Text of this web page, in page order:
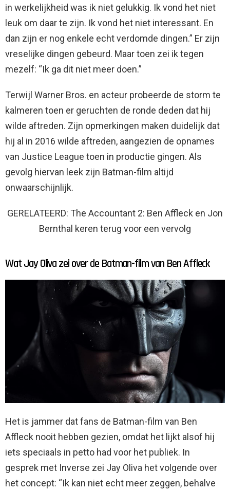
in werkelijkheid was ik niet gelukkig. Ik vond het niet
leuk om daar te zijn. Ik vond het niet interessant. En
dan zijn er nog enkele echt verdomde dingen.” Er zijn
vreselijke dingen gebeurd. Maar toen zei ik tegen
mezelf: “Ik ga dit niet meer doen.”
Terwijl Warner Bros. en acteur probeerde de storm te
kalmeren toen er geruchten de ronde deden dat hij
wilde aftreden. Zijn opmerkingen maken duidelijk dat
hij al in 2016 wilde aftreden, aangezien de opnames
van Justice League toen in productie gingen. Als
gevolg hiervan leek zijn Batman-film altijd
onwaarschijnlijk.
GERELATEERD: The Accountant 2: Ben Affleck en Jon
Bernthal keren terug voor een vervolg
Wat Jay Oliva zei over de Batman-film van Ben Affleck
Het is jammer dat fans de Batman-film van Ben
Affleck nooit hebben gezien, omdat het lijkt alsof hij
iets speciaals in petto had voor het publiek. In
gesprek met Inverse zei Jay Oliva het volgende over
het concept: “Ik kan niet echt meer zeggen, behalve